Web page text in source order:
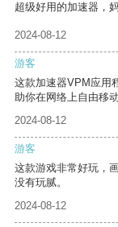
超级好用的加速器，
2024-08-12
游客
这款加速器VPM应用
助你在网络上自由移动
2024-08-12
游客
这款游戏非常好玩，
没有玩腻。
2024-08-12